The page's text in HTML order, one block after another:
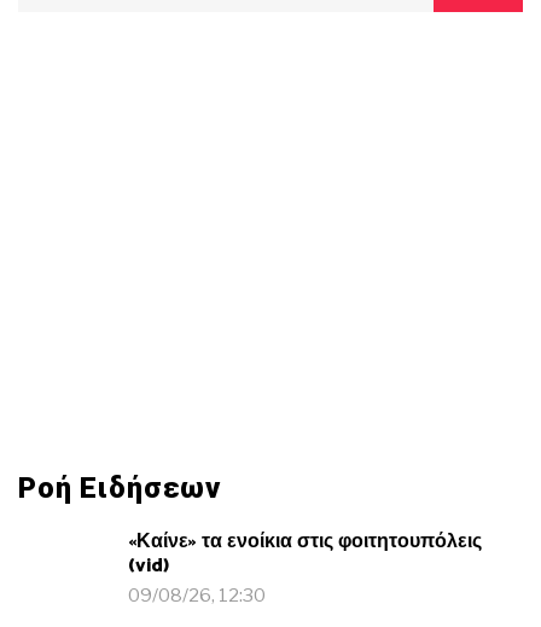
Ροή Ειδήσεων
«Καίνε» τα ενοίκια στις φοιτητουπόλεις
(vid)
09/08/26, 12:30